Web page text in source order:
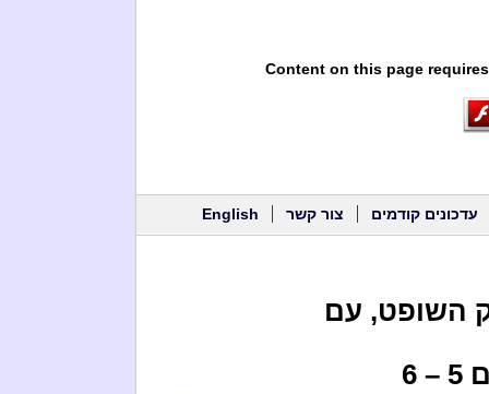
Content on this page
עדכונים קודמים צור קשר English
השופט, עם
היו ימים בהם שרה נתניהו שכבה עם 5 – 6